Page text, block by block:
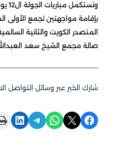
بإقامة مواجهتين تجمع الأولى
المتصدر الكويت والثانية
صالة مجمع الشيخ سعد
شارك الخبر عبر وسائل التواصل
Share on Facebook
Share on X
Share on WhatsApp
Share on Telegram
Share on LinkedIn
Print this Page